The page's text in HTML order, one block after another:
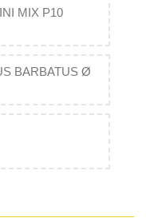
MIX P10
BARBATUS Ø